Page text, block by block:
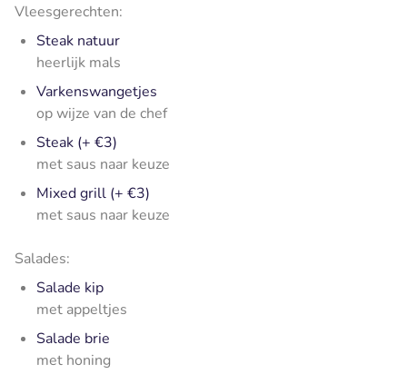
Vleesgerechten:
Steak natuur
heerlijk mals
Varkenswangetjes
op wijze van de chef
Steak (+ €3)
met saus naar keuze
Mixed grill (+ €3)
met saus naar keuze
Salades:
Salade kip
met appeltjes
Salade brie
met honing